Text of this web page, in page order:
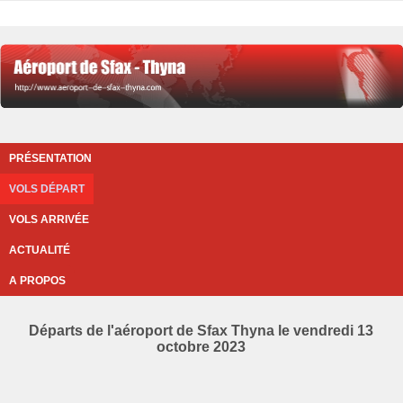
PRÉSENTATION
VOLS DÉPART
VOLS ARRIVÉE
ACTUALITÉ
A PROPOS
Départs de l'aéroport de Sfax Thyna le vendredi 13
octobre 2023